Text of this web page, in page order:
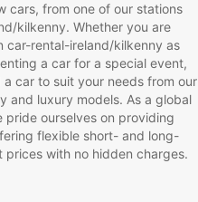
cars, from one of our stations
kilkenny. Whether you are
car-rental-ireland/kilkenny as
a car for a special event,
car to suit your needs from our
and luxury models. As a global
pride ourselves on providing
flexible short- and long-
prices with no hidden charges.